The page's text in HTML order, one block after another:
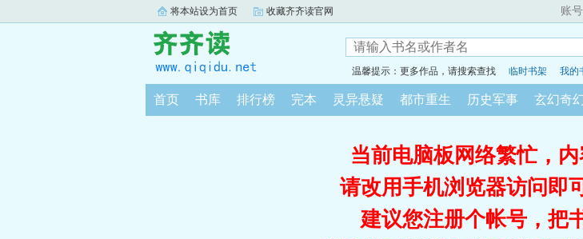
将本站设为首页 收藏齐齐读官网 账号
温馨提示：更多作品，请搜索查找 临时书架 我的
首页 书库 排行榜 完本 灵异悬疑 都市重生 历史军事 玄幻奇
当前电脑板网络繁忙，
请改用手机浏览器访问
建议您注册个帐号，把